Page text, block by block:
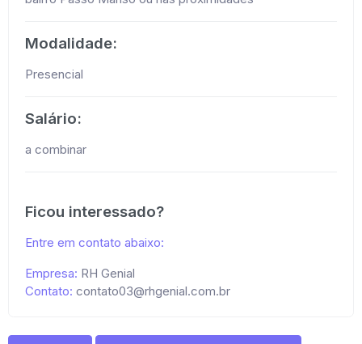
Modalidade:
Presencial
Salário:
a combinar
Ficou interessado?
Entre em contato abaixo:
Empresa: RH Genial
Contato: contato03@rhgenial.com.br